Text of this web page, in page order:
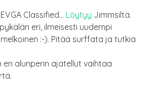
Classified… Löytyy Jimmsiltä.
eri, ilmeisesti uudempi
:-). Pitää surffata ja tutkia
en alunperin ajatellut vaihtaa